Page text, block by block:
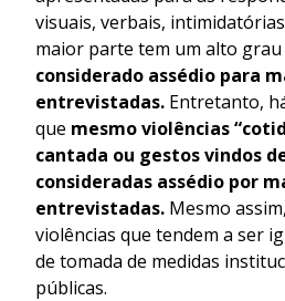
visuais, verbais,
maior parte tem um alto grau
considerado assédio para
entrevistadas. Entretanto,
que mesmo violências
cantada ou gestos vindos
consideradas assédio por
entrevistadas. Mesmo
violências que tendem a ser
de tomada de medidas
públicas.